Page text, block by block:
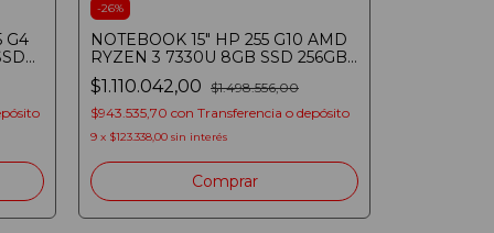
G4
-26%
NOTEBOOK 15" HP 255 G10 AMD
RYZEN 3 7330U 8GB SSD 256GB
HD
$1.110.042,00 $1.498.556,00
$943.535,70 con Transferencia o depósito
9 x $123.338,00 sin interés